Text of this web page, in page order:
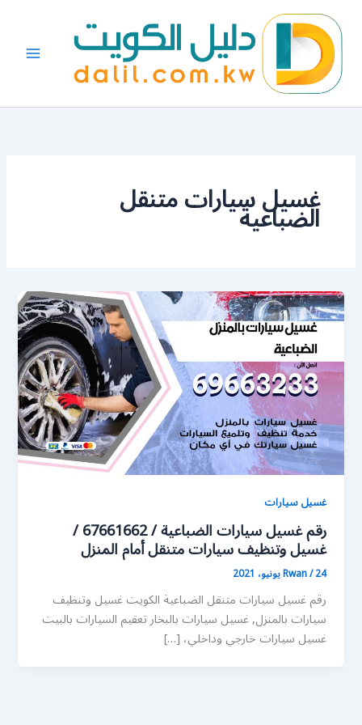
المحتوى
غسيل سيارات متنقل
الضباعية
غسيل سيارات
رقم غسيل سيارات الضباعية / 67661662 /
غسيل وتنظيف سيارات متنقل أمام المنزل
Rwan/24 يونيو، 2021
رقم غسيل سيارات متنقل الضباعية الكويت غسيل وتنظيف
سيارات بالمنزل, غسيل سيارات بالبخار تعقيم السيارات بالبيت
غسيل سيارات خارجي وداخلي، […]